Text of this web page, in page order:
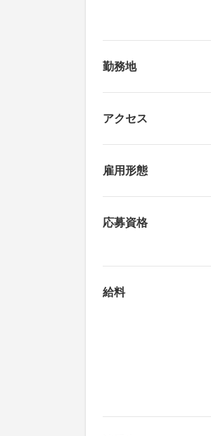
勤務地
アクセス
雇用形態
応募資格
給料